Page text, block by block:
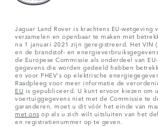
Jaguar Land Rover is krachtens EU-
verzamelen en openbaar te maken met
na 1 januari 2021 zijn geregistreerd. Het
en de brandstof- en
de Europese Commissie als onderdeel van
gegevens die worden gedeeld hebben
en voor PHEV's op elektrische
Raadpleeg voor meer informatie de
EU is gepubliceerd. U kunt ervoor kiezen om
voertuiggegevens niet met de Commissie te
garanderen, moet u dit vóór het einde van
met ons op als u zich wilt uitsluiten van het
en registratienummer op te geven.